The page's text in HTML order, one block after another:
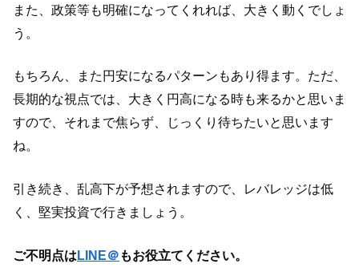
また、政策等も明確になってくれれば、大きく動くでしょ
う。
もちろん、また円安になるパターンもあり得ます。ただ、
長期的な視点では、大きく円高になる時も来るかと思いま
すので、それまで焦らず、じっくり待ちたいと思います
ね。
引き続き、乱高下が予想されますので、レバレッジは低
く、堅実投資で行きましょう。
ご不明点はLINE＠ もお役立てください。